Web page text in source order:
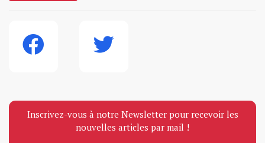
Inscrivez-vous à notre Newsletter pour recevoir les
nouvelles articles par mail !